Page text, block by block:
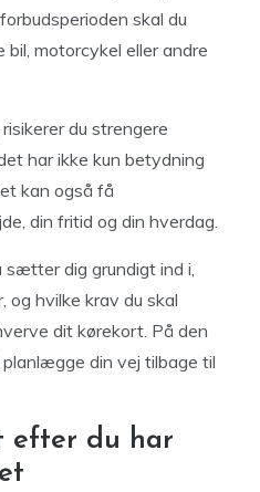
skal du
motorcykel eller andre
du strengere
har ikke kun betydning
kan også få
din fritid og din hverdag.
dig grundigt ind i,
hvilke krav du skal
dit kørekort. På den
din vej tilbage til
efter du har